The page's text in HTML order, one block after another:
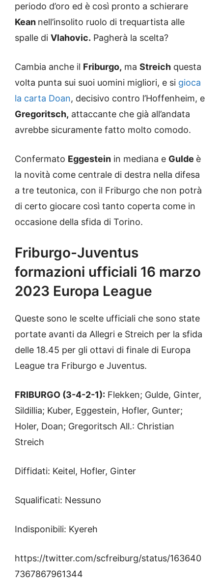
periodo d’oro ed è così pronto a schierare
Kean nell’insolito ruolo di trequartista alle
spalle di Vlahovic. Pagherà la scelta?
Cambia anche il Friburgo, ma Streich questa
volta punta sui suoi uomini migliori, e si gioca
la carta Doan, decisivo contro l’Hoffenheim, e
Gregoritsch, attaccante che già all’andata
avrebbe sicuramente fatto molto comodo.
Confermato Eggestein in mediana e Gulde è
la novità come centrale di destra nella difesa
a tre teutonica, con il Friburgo che non potrà
di certo giocare così tanto coperta come in
occasione della sfida di Torino.
Friburgo-Juventus
formazioni ufficiali 16 marzo
2023 Europa League
Queste sono le scelte ufficiali che sono state
portate avanti da Allegri e Streich per la sfida
delle 18.45 per gli ottavi di finale di Europa
League tra Friburgo e Juventus.
FRIBURGO (3-4-2-1): Flekken; Gulde, Ginter,
Sildillia; Kuber, Eggestein, Hofler, Gunter;
Holer, Doan; Gregoritsch All.: Christian
Streich
Diffidati: Keitel, Hofler, Ginter
Squalificati: Nessuno
Indisponibili: Kyereh
https://twitter.com/scfreiburg/status/163640
7367867961344